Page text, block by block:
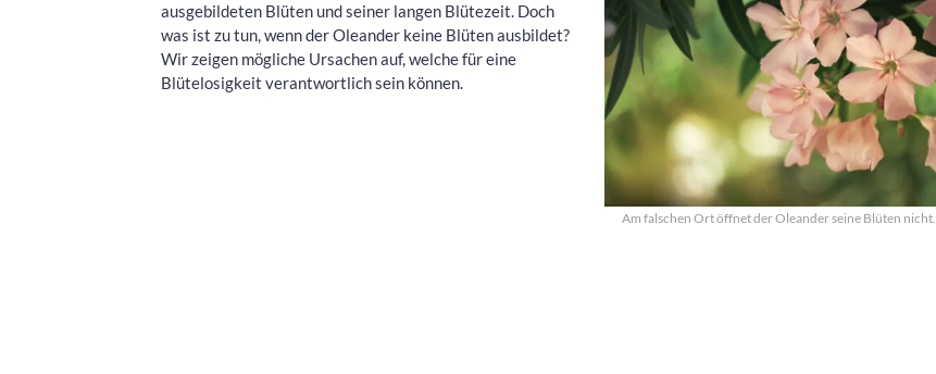
Am falschen Ort öffnet der Oleander seine Blüten nicht.
ausgebildeten Blüten und seiner langen Blütezeit. Doch
was ist zu tun, wenn der Oleander keine Blüten ausbildet?
Wir zeigen mögliche Ursachen auf, welche für eine
Blütelosigkeit verantwortlich sein können.